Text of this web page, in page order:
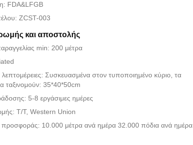
FDA&LFGB
ZCST-003
και αποστολής
min: 200 μέτρα
Συσκευασμένα στον τυποποιημένο κύριο, τα
ταξινομούν: 35*40*50cm
5-8 εργάσιμες ημέρες
T/T, Western Union
προσφοράς: 10.000 μέτρα ανά ημέρα 32.000 πόδια ανά ημέρα